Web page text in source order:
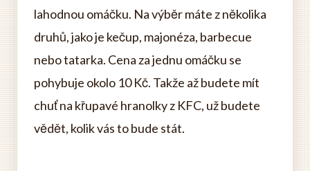
lahodnou omáčku. Na výběr máte z několika
druhů, jako je kečup, majonéza, barbecue
nebo tatarka. Cena za jednu omáčku se
pohybuje okolo 10 Kč. Takže až budete mít
chuť na křupavé hranolky z KFC, už budete
vědět, kolik vás to bude stát.